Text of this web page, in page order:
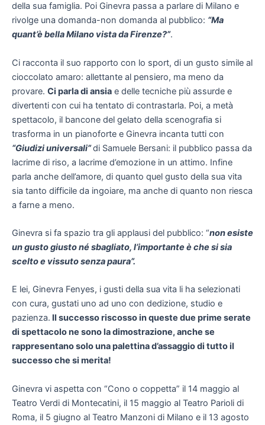
della sua famiglia. Poi Ginevra passa a parlare di Milano e
rivolge una domanda-non domanda al pubblico: “Ma
quant’è bella Milano vista da Firenze?”.
Ci racconta il suo rapporto con lo sport, di un gusto simile al
cioccolato amaro: allettante al pensiero, ma meno da
provare. Ci parla di ansia e delle tecniche più assurde e
divertenti con cui ha tentato di contrastarla. Poi, a metà
spettacolo, il bancone del gelato della scenografia si
trasforma in un pianoforte e Ginevra incanta tutti con
“Giudizi universali”di Samuele Bersani: il pubblico passa da
lacrime di riso, a lacrime d’emozione in un attimo. Infine
parla anche dell’amore, di quanto quel gusto della sua vita
sia tanto difficile da ingoiare, ma anche di quanto non riesca
a farne a meno.
Ginevra si fa spazio tra gli applausi del pubblico: “non esiste
un gusto giusto né sbagliato, l’importante è che si sia
scelto e vissuto senza paura”.
E lei, Ginevra Fenyes, i gusti della sua vita li ha selezionati
con cura, gustati uno ad uno con dedizione, studio e
pazienza. Il successo riscosso in queste due prime serate
di spettacolo ne sono la dimostrazione, anche se
rappresentano solo una palettina d’assaggio di tutto il
successo che si merita!
Ginevra vi aspetta con “Cono o coppetta” il 14 maggio al
Teatro Verdi di Montecatini, il 15 maggio al Teatro Parioli di
Roma, il 5 giugno al Teatro Manzoni di Milano e il 13 agosto